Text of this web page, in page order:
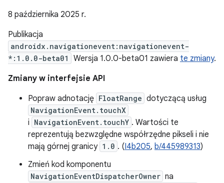
8 października 2025 r.
Publikacja
androidx.navigationevent:navigationevent-
*:1.0.0-beta01
Wersja 1.0.0-beta01 zawiera te zmiany.
Zmiany w interfejsie API
Popraw adnotację FloatRange dotyczącą usług
NavigationEvent.touchX
i NavigationEvent.touchY . Wartości te
reprezentują bezwzględne współrzędne pikseli i nie
mają górnej granicy 1.0 . (I4b205, b/445989313)
Zmień kod komponentu
NavigationEventDispatcherOwner na